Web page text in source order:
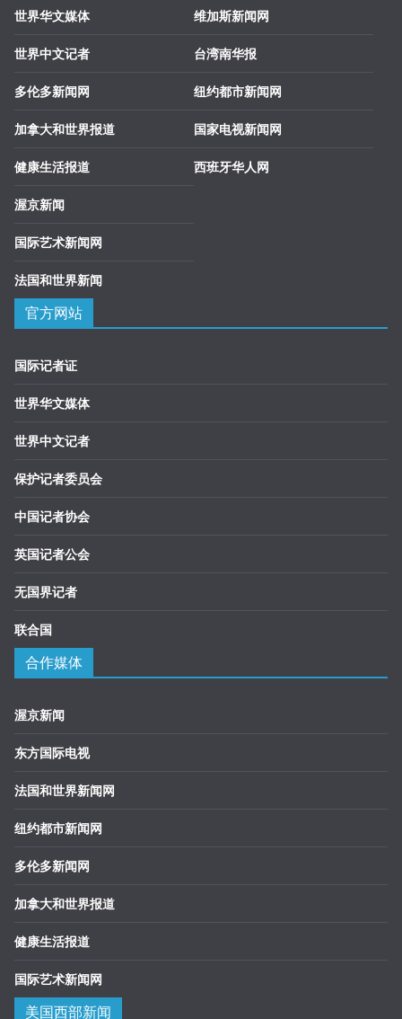
世界华文媒体
世界中文记者
多伦多新闻网
加拿大和世界报道
健康生活报道
渥京新闻
国际艺术新闻网
法国和世界新闻
维加斯新闻网
台湾南华报
纽约都市新闻网
国家电视新闻网
西班牙华人网
官方网站
国际记者证
世界华文媒体
世界中文记者
保护记者委员会
中国记者协会
英国记者公会
无国界记者
联合国
合作媒体
渥京新闻
东方国际电视
法国和世界新闻网
纽约都市新闻网
多伦多新闻网
加拿大和世界报道
健康生活报道
国际艺术新闻网
美国西部新闻